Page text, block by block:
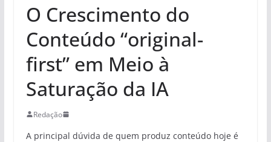
O Crescimento do
Conteúdo “original-
first” em Meio à
Saturação da IA
Redação
A principal dúvida de quem produz conteúdo hoje é